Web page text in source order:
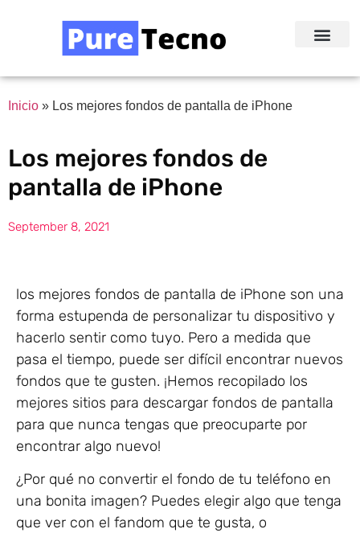
Inicio » Los mejores fondos de pantalla de iPhone
Los mejores fondos de
pantalla de iPhone
September 8, 2021
los mejores fondos de pantalla de iPhone son una
forma estupenda de personalizar tu dispositivo y
hacerlo sentir como tuyo. Pero a medida que
pasa el tiempo, puede ser difícil encontrar nuevos
fondos que te gusten. ¡Hemos recopilado los
mejores sitios para descargar fondos de pantalla
para que nunca tengas que preocuparte por
encontrar algo nuevo!
¿Por qué no convertir el fondo de tu teléfono en
una bonita imagen? Puedes elegir algo que tenga
que ver con el fandom que te gusta, o